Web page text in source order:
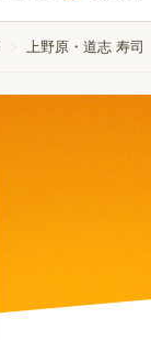
上野原・道志 寿司